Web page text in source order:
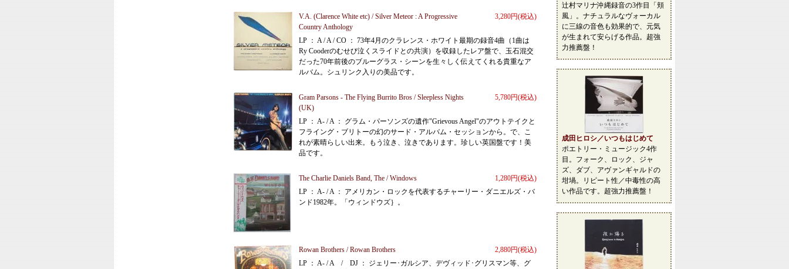
辻村マリナ沖縄録音の3作目「頬
風」。ナチュラルなヴォーカル
に三線の音色も効果的で、元気
が生まれて安らげる作品。超強
力推薦盤！
成田ヒロシ／いつもはじめて
ポエトリー・ミュージック4作
目。フォーク、ロック、ジャ
ズ、ダブ、アヴァンギャルドの
坩堝。リピート性／中毒性の高
い作品です。超強力推薦盤！
3,280円(税込)
V.A. (Clarence White etc) / Silver Meteor : A Progressive
Country Anthology
LP ： A / A / CO ： 73年4月のクラレンス・ホワイト最期の録音4曲（1曲は
Ry Cooderのむせび泣くスライドとの共演）を収録したレア盤で、玉石混交
だった70年前後のブルーグラス・シーンを生々しく伝えてくれる貴重なア
ルバム。シュリンク入りの美品です。
5,780円(税込)
Gram Parsons - The Flying Burrito Bros / Sleepless Nights
(UK)
LP ： A- / A ： グラム・パーソンズの遺作"Grievous Angel"のアウトテイクと
フライング・ブリトーの幻のサード・アルバム・セッションから。で、こ
れが素晴らしい出来。もう泣き、泣きであります。珍しい英国盤です！美
品です。
1,280円(税込)
The Charlie Daniels Band, The / Windows
LP ： A- / A ： アメリカン・ロックを代表するチャーリー・ダニエルズ・バ
ンド1982年。「ウィンドウズ｝。
2,880円(税込)
Rowan Brothers / Rowan Brothers
LP ： A- / A / DJ ： ジェリー･ガルシア、デヴィッド･グリスマン等、グ